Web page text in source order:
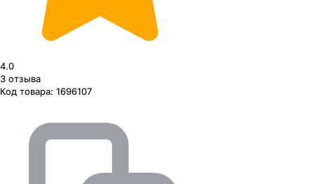
4.0
3 отзыва
Код товара: 1696107